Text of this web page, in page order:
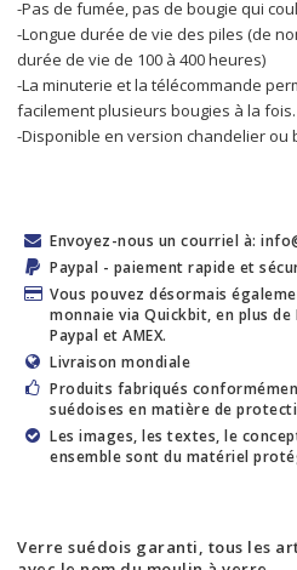
-Pas de fumée, pas de bougie qui
-Longue durée de vie des piles (de
durée de vie de 100 à 400 heures)
-La minuterie et la télécommande
facilement plusieurs bougies à la fois.
-Disponible en version chandelier ou
Envoyez-nous un courriel à:
Paypal - paiement rapide et
Vous pouvez désormais
monnaie via Quickbit, en plus de
Paypal et AMEX.
Livraison mondiale
Produits fabriqués
suédoises en matière de
Les images, les textes, le
ensemble sont du matériel
Verre suédois garanti, tous les